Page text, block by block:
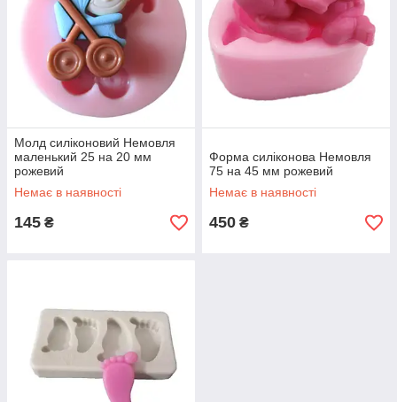
Молд силіконовий Немовля
маленький 25 на 20 мм
рожевий
Немає в наявності
145 ₴
Форма силіконова Немовля
75 на 45 мм рожевий
Немає в наявності
450 ₴